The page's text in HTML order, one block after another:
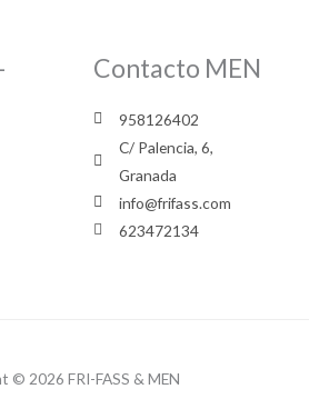
Contacto MEN
958126402
C/ Palencia, 6,
Granada
info@frifass.com
623472134
© 2026 FRI-FASS & MEN